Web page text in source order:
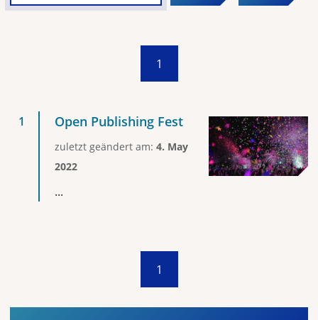
1
Open Publishing Fest
zuletzt geändert am: 4. May
2022
...
1